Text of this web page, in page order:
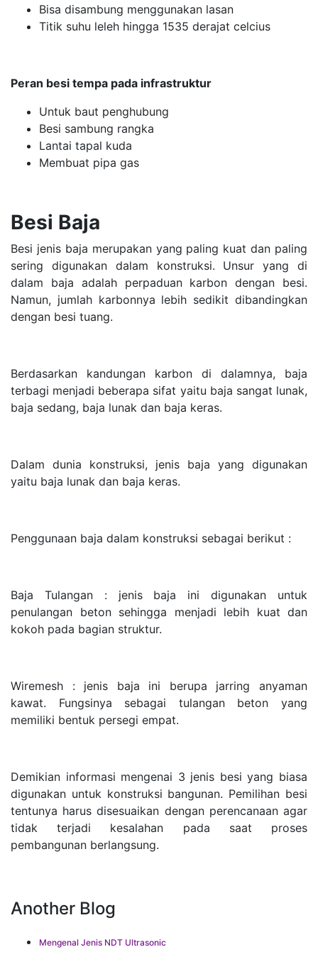
Bisa disambung menggunakan lasan
Titik suhu leleh hingga 1535 derajat celcius
Peran besi tempa pada infrastruktur
Untuk baut penghubung
Besi sambung rangka
Lantai tapal kuda
Membuat pipa gas
Besi Baja
Besi jenis baja merupakan yang paling kuat dan paling
sering digunakan dalam konstruksi. Unsur yang di
dalam baja adalah perpaduan karbon dengan besi.
Namun, jumlah karbonnya lebih sedikit dibandingkan
dengan besi tuang.
Berdasarkan kandungan karbon di dalamnya, baja
terbagi menjadi beberapa sifat yaitu baja sangat lunak,
baja sedang, baja lunak dan baja keras.
Dalam dunia konstruksi, jenis baja yang digunakan
yaitu baja lunak dan baja keras.
Penggunaan baja dalam konstruksi sebagai berikut :
Baja Tulangan : jenis baja ini digunakan untuk
penulangan beton sehingga menjadi lebih kuat dan
kokoh pada bagian struktur.
Wiremesh : jenis baja ini berupa jarring anyaman
kawat. Fungsinya sebagai tulangan beton yang
memiliki bentuk persegi empat.
Demikian informasi mengenai 3 jenis besi yang biasa
digunakan untuk konstruksi bangunan. Pemilihan besi
tentunya harus disesuaikan dengan perencanaan agar
tidak terjadi kesalahan pada saat proses
pembangunan berlangsung.
Another Blog
Mengenal Jenis NDT Ultrasonic